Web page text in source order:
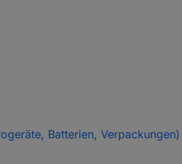
Batterien, Verpackungen)